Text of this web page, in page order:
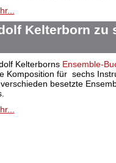
Kelterborn zu
Kelterborns Ensemble-
Komposition für sechs
besetzte